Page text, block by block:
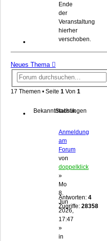
Ende
der
Veranstaltung
hierher
verschoben.
Neues Thema
17 Themen • Seite 1 Von 1
Bekanntmachungen
Statistik
Anmeldung
am
Forum
von
doppelklick
»
Mo
8.
Jun
2026,
17:47
»
in
Antworten: 4
Zugriffe: 28358